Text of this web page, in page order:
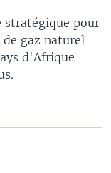
stratégique pour
gaz naturel
d'Afrique